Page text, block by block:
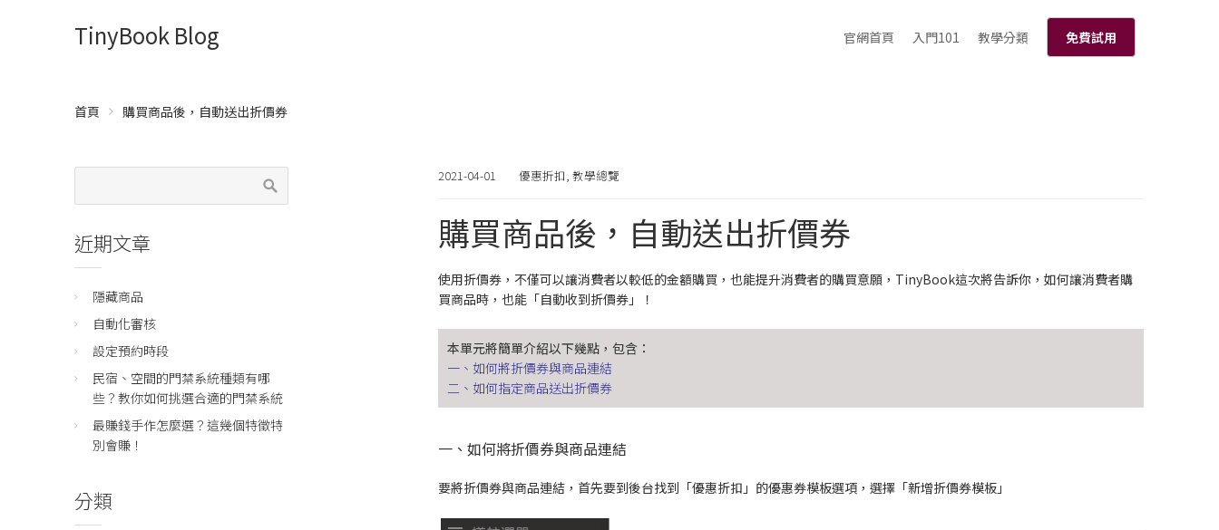
TinyBook Blog 官網首頁 入門101 教學分類 免費試用
首頁 購買商品後，自動送出折價券
2021-04-01 優惠折扣,教學總覽
購買商品後，自動送出折價券
使用折價券，不僅可以讓消費者以較低的金額購買，也能提升消費者的購買意願，TinyBook這次將告訴你，如何讓消費者購
買商品時，也能「自動收到折價券」！
本單元將簡單介紹以下幾點，包含：
一、如何將折價券與商品連結
二、如何指定商品送出折價券
一、如何將折價券與商品連結
要將折價券與商品連結，首先要到後台找到「優惠折扣」的優惠券模板選項，選擇「新增折價券模板」
近期文章
隱藏商品
自動化審核
設定預約時段
民宿、空間的門禁系統種類有哪
些？教你如何挑選合適的門禁系統
最賺錢手作怎麼選？這幾個特徵特
別會賺！
分類